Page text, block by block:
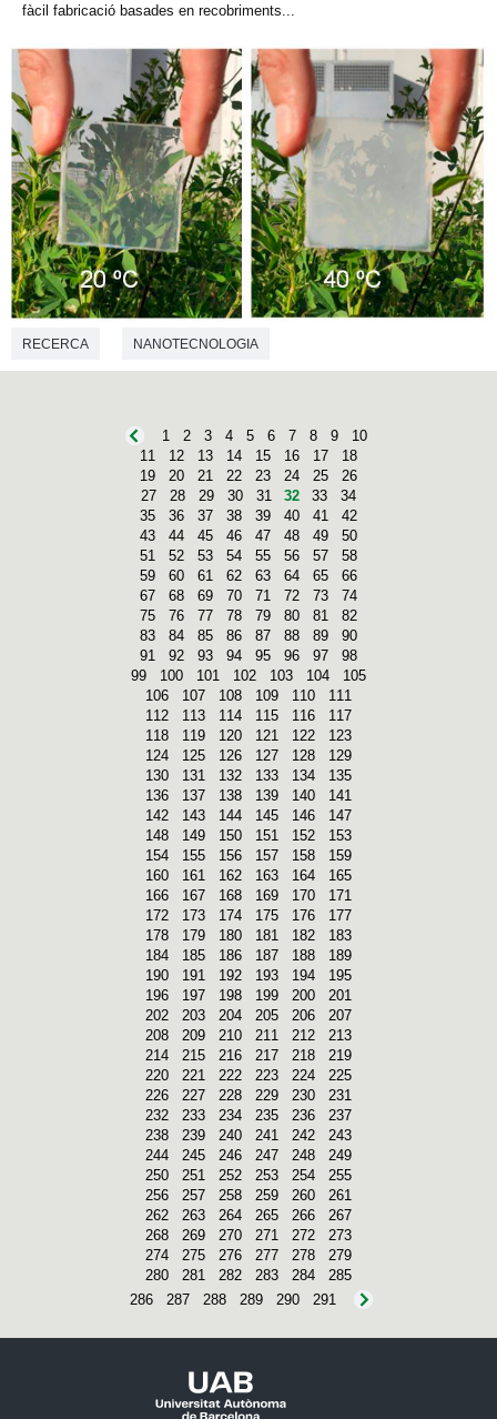
fàcil fabricació basades en recobriments...
RECERCA NANOTECNOLOGIA
1 2 3 4 5 6 7 8 9
10
11
12 13 14 15 16 17
18
19
20 21 22 23 24 25
26
27
28 29 30 31 32 33
34
35
36 37 38 39 40 41
42
43
44 45 46 47 48 49
50
51
52 53 54 55 56 57
58
59
60 61 62 63 64 65
66
67
68 69 70 71 72 73
74
75
76 77 78 79 80 81
82
83
84 85 86 87 88 89
90
91
92 93 94 95 96 97
98
99
100 101 102 103 104
105
106
107 108 109 110
111
112
113 114 115 116
117
118
119 120 121 122
123
124
125 126 127 128
129
130
131 132 133 134
135
136
137 138 139 140
141
142
143 144 145 146
147
148
149 150 151 152
153
154
155 156 157 158
159
160
161 162 163 164
165
166
167 168 169 170
171
172
173 174 175 176
177
178
179 180 181 182
183
184
185 186 187 188
189
190
191 192 193 194
195
196
197 198 199 200
201
202
203 204 205 206
207
208
209 210 211 212
213
214
215 216 217 218
219
220
221 222 223 224
225
226
227 228 229 230
231
232
233 234 235 236
237
238
239 240 241 242
243
244
245 246 247 248
249
250
251 252 253 254
255
256
257 258 259 260
261
262
263 264 265 266
267
268
269 270 271 272
273
274
275 276 277 278
279
280
281 282 283 284
285
286
287 288 289 290 291